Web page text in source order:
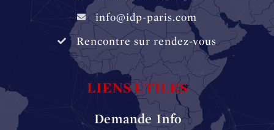
info@idp-paris.com
Rencontre sur rendez-vous
LIENS UTILES
Demande Info